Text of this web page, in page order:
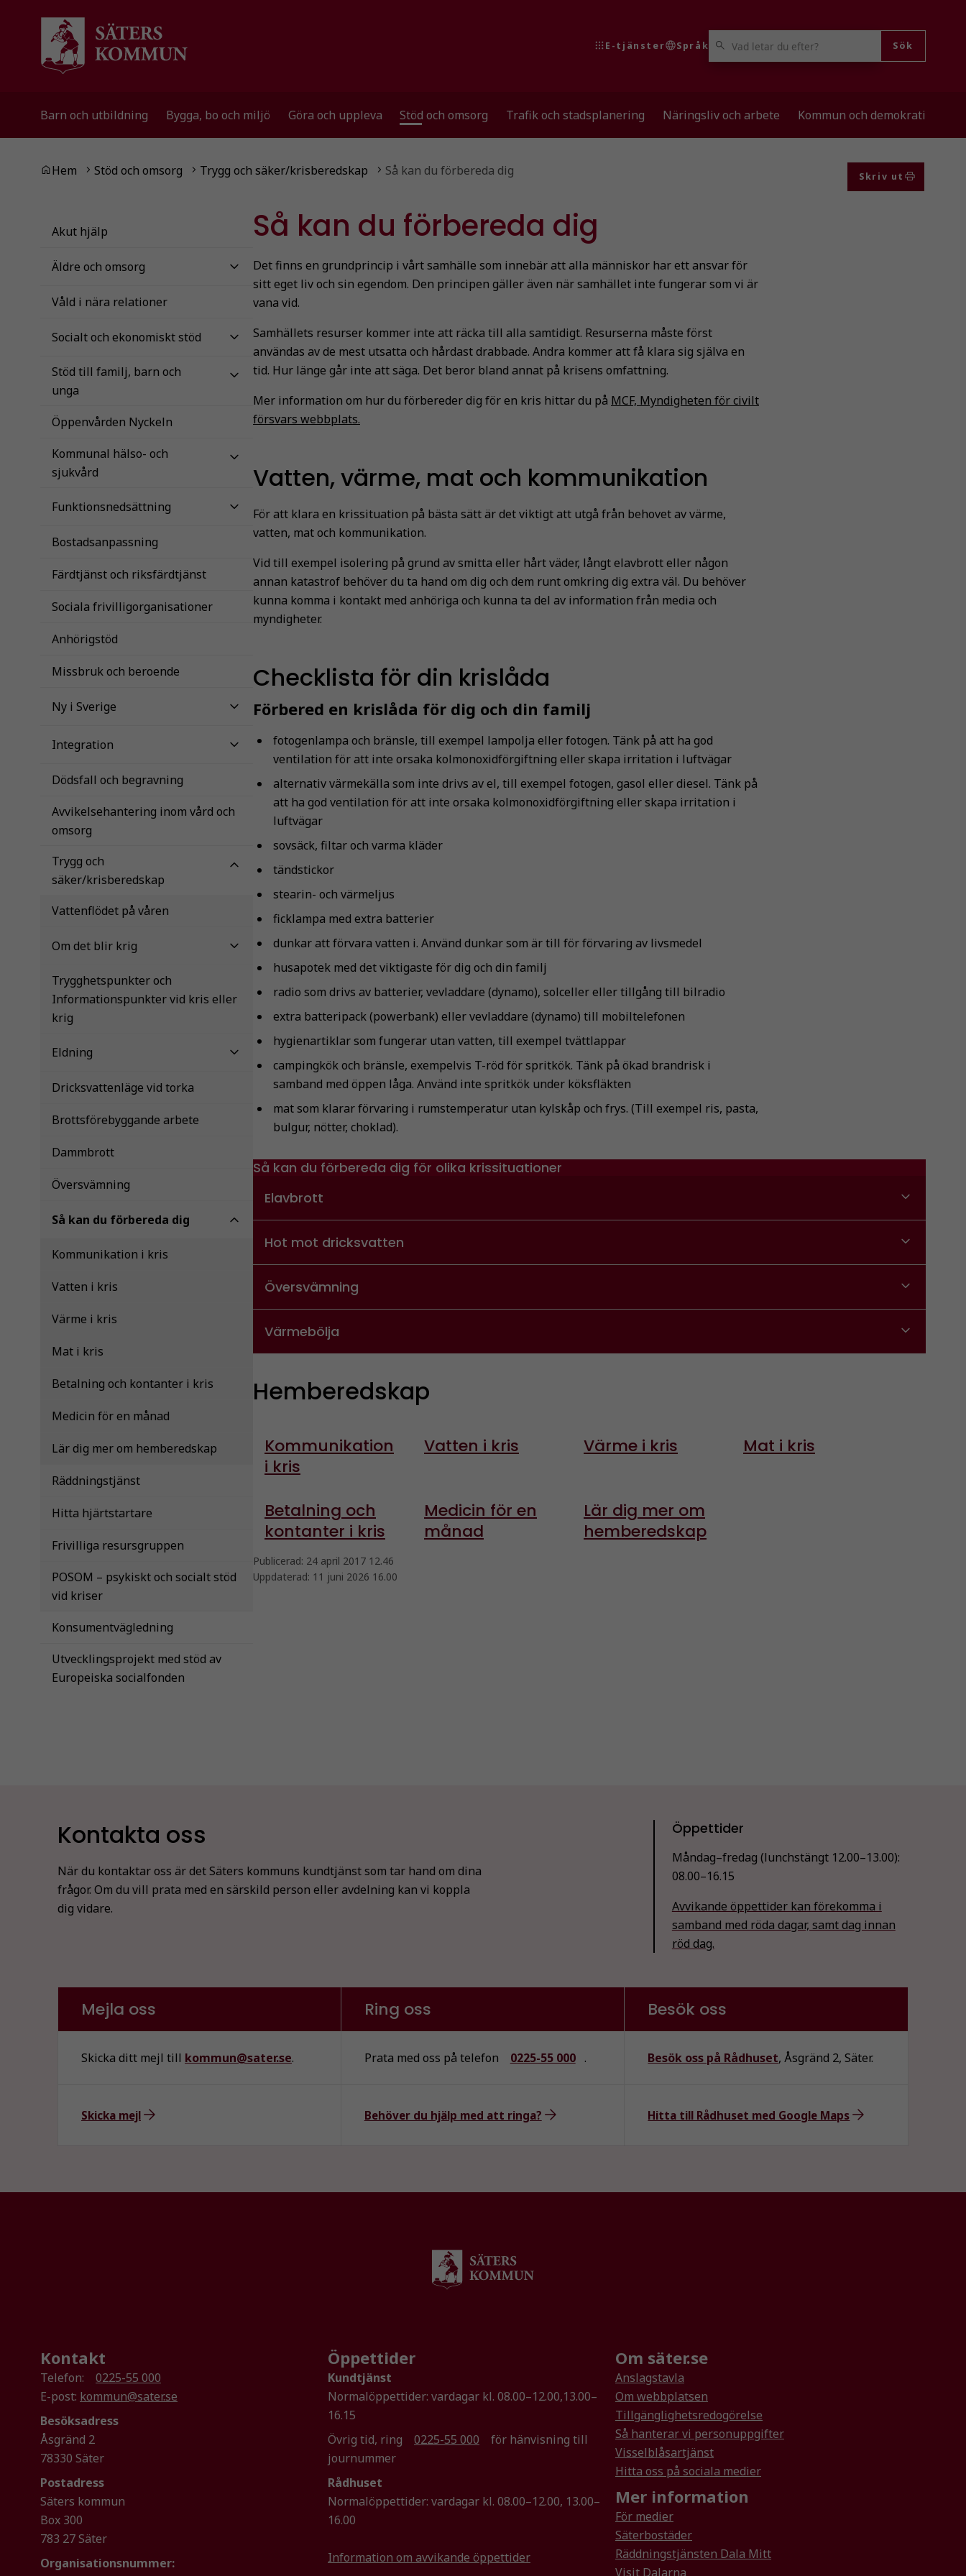
E-tjänster Språk
VAD LETAR DU EFTER?
Sök
Barn och utbildning Bygga, bo och miljö Göra och uppleva Stöd och omsorg Trafik och stadsplanering Näringsliv och arbete Kommun och demokrati
Du är här:
Hem Stöd och omsorg Trygg och säker/krisberedskap Så kan du förbereda dig Skriv ut
Akut hjälp
Äldre och omsorg
Våld i nära relationer
Socialt och ekonomiskt stöd
Stöd till familj, barn och
unga
Öppenvården Nyckeln
Kommunal hälso- och
sjukvård
Funktionsnedsättning
Bostadsanpassning
Färdtjänst och riksfärdtjänst
Sociala frivilligorganisationer
Anhörigstöd
Missbruk och beroende
Ny i Sverige
Integration
Dödsfall och begravning
Avvikelsehantering inom vård och
omsorg
Trygg och
säker/krisberedskap
Vattenflödet på våren
Om det blir krig
Trygghetspunkter och
Informationspunkter vid kris eller
krig
Eldning
Dricksvattenläge vid torka
Brottsförebyggande arbete
Dammbrott
Översvämning
Så kan du förbereda dig
Kommunikation i kris
Vatten i kris
Värme i kris
Mat i kris
Betalning och kontanter i kris
Medicin för en månad
Lär dig mer om hemberedskap
Räddningstjänst
Hitta hjärtstartare
Frivilliga resursgruppen
POSOM – psykiskt och socialt stöd
vid kriser
Konsumentvägledning
Utvecklingsprojekt med stöd av
Europeiska socialfonden
Så kan du förbereda dig
Det finns en grundprincip i vårt samhälle som innebär att alla människor har ett ansvar för
sitt eget liv och sin egendom. Den principen gäller även när samhället inte fungerar som vi är
vana vid.
Samhällets resurser kommer inte att räcka till alla samtidigt. Resurserna måste först
användas av de mest utsatta och hårdast drabbade. Andra kommer att få klara sig själva en
tid. Hur länge går inte att säga. Det beror bland annat på krisens omfattning.
Mer information om hur du förbereder dig för en kris hittar du på MCF, Myndigheten för civilt
försvars webbplats.
Vatten, värme, mat och kommunikation
För att klara en krissituation på bästa sätt är det viktigt att utgå från behovet av värme,
vatten, mat och kommunikation.
Vid till exempel isolering på grund av smitta eller hårt väder, långt elavbrott eller någon
annan katastrof behöver du ta hand om dig och dem runt omkring dig extra väl. Du behöver
kunna komma i kontakt med anhöriga och kunna ta del av information från media och
myndigheter.
Checklista för din krislåda
Förbered en krislåda för dig och din familj
fotogenlampa och bränsle, till exempel lampolja eller fotogen. Tänk på att ha god
ventilation för att inte orsaka kolmonoxidförgiftning eller skapa irritation i luftvägar
alternativ värmekälla som inte drivs av el, till exempel fotogen, gasol eller diesel. Tänk på
att ha god ventilation för att inte orsaka kolmonoxidförgiftning eller skapa irritation i
luftvägar
sovsäck, filtar och varma kläder
tändstickor
stearin- och värmeljus
ficklampa med extra batterier
dunkar att förvara vatten i. Använd dunkar som är till för förvaring av livsmedel
husapotek med det viktigaste för dig och din familj
radio som drivs av batterier, vevladdare (dynamo), solceller eller tillgång till bilradio
extra batteripack (powerbank) eller vevladdare (dynamo) till mobiltelefonen
hygienartiklar som fungerar utan vatten, till exempel tvättlappar
campingkök och bränsle, exempelvis T-röd för spritkök. Tänk på ökad brandrisk i
samband med öppen låga. Använd inte spritkök under köksfläkten
mat som klarar förvaring i rumstemperatur utan kylskåp och frys. (Till exempel ris, pasta,
bulgur, nötter, choklad).
Så kan du förbereda dig för olika krissituationer
Elavbrott
Hot mot dricksvatten
Översvämning
Värmebölja
Hemberedskap
Kommunikation
i kris
Vatten i kris Värme i kris Mat i kris
Betalning och
kontanter i kris
Medicin för en
månad
Lär dig mer om
hemberedskap
Publicerad: 24 april 2017 12.46
Uppdaterad: 11 juni 2026 16.00
Kontakta oss
När du kontaktar oss är det Säters kommuns kundtjänst som tar hand om dina
frågor. Om du vill prata med en särskild person eller avdelning kan vi koppla
dig vidare.
Öppettider
Måndag–fredag (lunchstängt 12.00–13.00):
08.00–16.15
Avvikande öppettider kan förekomma i
samband med röda dagar, samt dag innan
röd dag.
Mejla oss
Skicka ditt mejl till kommun@sater.se.
Skicka mejl
Ring oss
Prata med oss på telefon 0225-55 000 .
Behöver du hjälp med att ringa?
Besök oss
Besök oss på Rådhuset, Åsgränd 2, Säter.
Hitta till Rådhuset med Google Maps
Kontakt
Telefon:
0225-55 000
E-post: kommun@sater.se
Besöksadress
Åsgränd 2
78330 Säter
Postadress
Säters kommun
Box 300
783 27 Säter
Organisationsnummer:
Öppettider
Kundtjänst
Normalöppettider: vardagar kl. 08.00–12.00,13.00–
16.15
Övrig tid, ring
0225-55 000
för hänvisning till
journummer
Rådhuset
Normalöppettider: vardagar kl. 08.00–12.00, 13.00–
16.00
Information om avvikande öppettider
Om säter.se
Anslagstavla
Om webbplatsen
Tillgänglighetsredogörelse
Så hanterar vi personuppgifter
Visselblåsartjänst
Hitta oss på sociala medier
Mer information
För medier
Säterbostäder
Räddningstjänsten Dala Mitt
Visit Dalarna
Statistik
kunna
funktionalitet
och
Upplevelse
För att vår
här kakorna
att försvinna
med dig av dina